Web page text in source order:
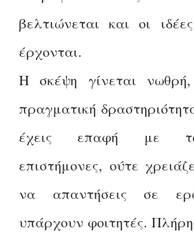
βελτιώνεται και οι
έρχονται.
Η σκέψη γίνεται
πραγματική
έχεις επαφή με
επιστήμονες, ούτε
να απαντήσεις σε
υπάρχουν φοιτητές.